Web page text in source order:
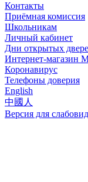
Контакты
Приёмная комиссия
Школьникам
Личный кабинет
Дни открытых
Интернет-магазин
Коронавирус
Телефоны доверия
English
中國人
Версия для